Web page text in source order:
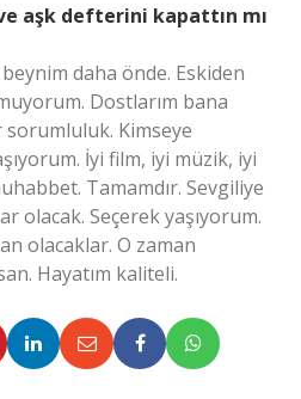
ve aşk defterini kapattın mı
daha önde. Eskiden
Dostlarım bana
Kimseye
İyi film, iyi müzik, iyi
Tamamdır. Sevgiliye
olacak. Seçerek yaşıyorum.
olacaklar. O zaman
Hayatım kaliteli.